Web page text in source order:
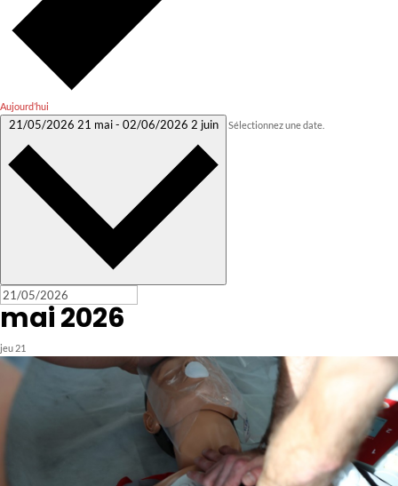
Aujourd’hui
21/05/2026 21 mai- 02/06/2026 2 juin Sélectionnez une date.
mai 2026
jeu 21